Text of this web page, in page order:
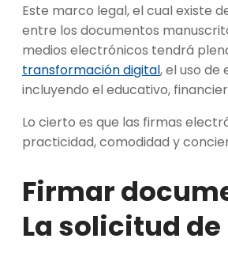
Este marco legal, el cual existe
entre los documentos
medios electrónicos tendrá
transformación digital, el uso de
incluyendo el educativo,
Lo cierto es que las firmas
practicidad, comodidad y
Firmar
La solicitud